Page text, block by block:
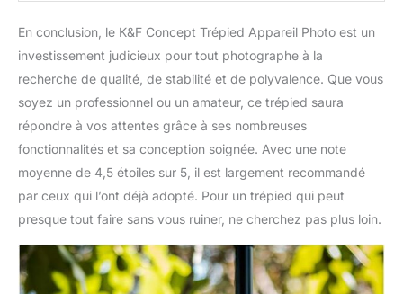
En conclusion, le K&F Concept Trépied Appareil Photo est un
investissement judicieux pour tout photographe à la
recherche de qualité, de stabilité et de polyvalence. Que vous
soyez un professionnel ou un amateur, ce trépied saura
répondre à vos attentes grâce à ses nombreuses
fonctionnalités et sa conception soignée. Avec une note
moyenne de 4,5 étoiles sur 5, il est largement recommandé
par ceux qui l’ont déjà adopté. Pour un trépied qui peut
presque tout faire sans vous ruiner, ne cherchez pas plus loin.